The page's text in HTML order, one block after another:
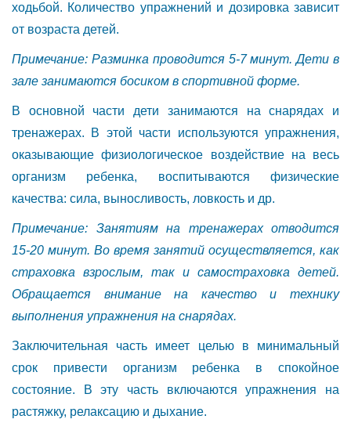
ходьбой. Количество упражнений и дозировка зависит
от возраста детей.
Примечание: Разминка проводится 5-7 минут. Дети в
зале занимаются босиком в спортивной форме.
В основной части дети занимаются на снарядах и
тренажерах. В этой части используются упражнения,
оказывающие физиологическое воздействие на весь
организм ребенка, воспитываются физические
качества: сила, выносливость, ловкость и др.
Примечание: Занятиям на тренажерах отводится
15-20 минут. Во время занятий осуществляется, как
страховка взрослым, так и самостраховка детей.
Обращается внимание на качество и технику
выполнения упражнения на снарядах.
Заключительная часть имеет целью в минимальный
срок привести организм ребенка в спокойное
состояние. В эту часть включаются упражнения на
растяжку, релаксацию и дыхание.